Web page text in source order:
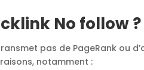
No follow ?
pas de PageRank ou
notamment :